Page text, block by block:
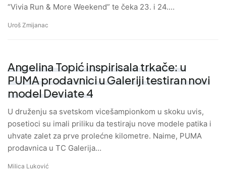
“Vivia Run & More Weekend” te čeka 23. i 24.…
Uroš Zmijanac
Angelina Topić inspirisala trkače: u
PUMA prodavnici u Galeriji testiran novi
model Deviate 4
U druženju sa svetskom vicešampionkom u skoku uvis,
posetioci su imali priliku da testiraju nove modele patika i
uhvate zalet za prve prolećne kilometre. Naime, PUMA
prodavnica u TC Galerija…
Milica Luković